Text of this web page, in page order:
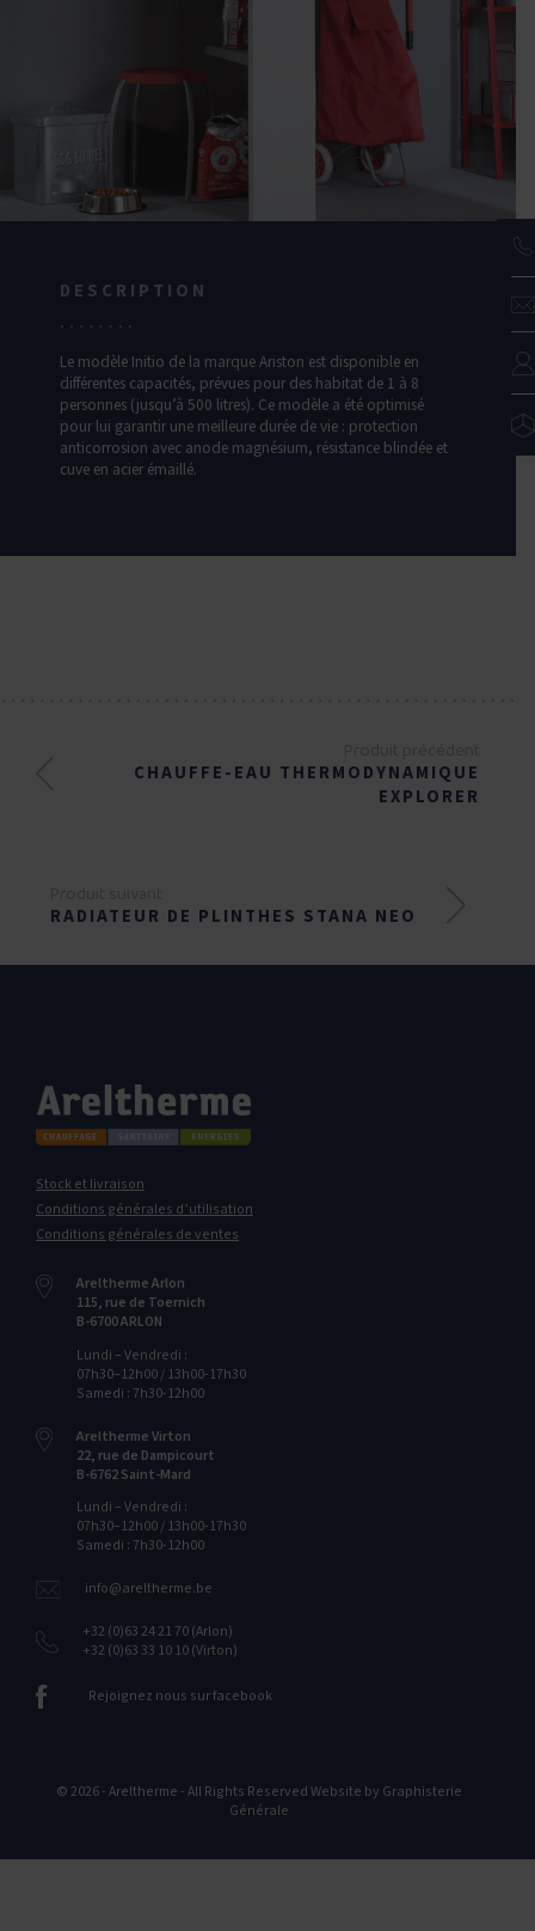
DESCRIPTION
Le modèle Initio de la marque Ariston est disponible en
différentes capacités, prévues pour des habitat de 1 à 8
personnes (jusqu’à 500 litres). Ce modèle a été optimisé
pour lui garantir une meilleure durée de vie : protection
anticorrosion avec anode magnésium, résistance blindée et
cuve en acier émaillé.
CHAUFFE-EAU THERMODYNAMIQUE
EXPLORER
RADIATEUR DE PLINTHES STANA NEO
Stock et livraison
Conditions générales d’utilisation
Conditions générales de ventes
Areltherme Arlon
115‭, ‬rue de Toernich
B-6700‭ ‬ARLON
Lundi – Vendredi :
07h30–12h00 / 13h00-17h30
Samedi : 7h30-12h00
Areltherme Virton
22‭, ‬rue de Dampicourt
B-6762‭ ‬Saint-Mard
Lundi – Vendredi :
07h30–12h00 / 13h00-17h30
Samedi : 7h30-12h00
info@areltherme.be
+32 (0)63 24 21 70 (Arlon)
+32 (0)63 33 10 10 (Virton)
Rejoignez nous sur facebook
© 2026 - Areltherme - All Rights Reserved Website by Graphisterie
Générale